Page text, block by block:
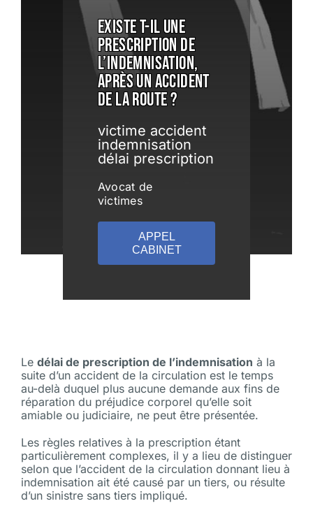
Existe t-il une
prescription de
l’indemnisation,
après un accident
de la route ?
victime accident
indemnisation
délai prescription
Avocat de
victimes
APPEL
CABINET
Le délai de prescription de l’indemnisation à la
suite d’un accident de la circulation est le temps
au-delà duquel plus aucune demande aux fins de
réparation du préjudice corporel qu’elle soit
amiable ou judiciaire, ne peut être présentée.
Les règles relatives à la prescription étant
particulièrement complexes, il y a lieu de distinguer
selon que l’accident de la circulation donnant lieu à
indemnisation ait été causé par un tiers, ou résulte
d’un sinistre sans tiers impliqué.